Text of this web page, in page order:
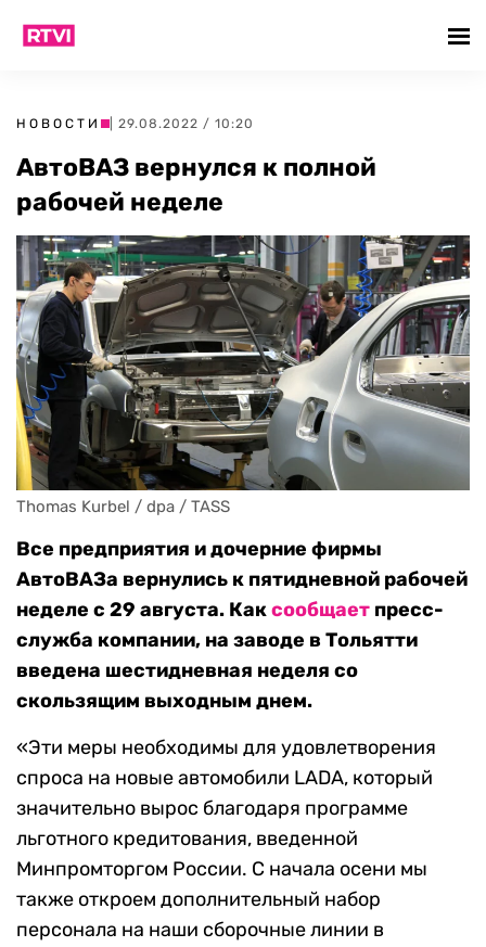
НОВОСТИ | 29.08.2022 / 10:20
АвтоВАЗ вернулся к полной
рабочей неделе
Thomas Kurbel / dpa / TASS
Все предприятия и дочерние фирмы
АвтоВАЗа вернулись к пятидневной рабочей
неделе с 29 августа. Каксообщает пресс-
служба компании, на заводе в Тольятти
введена шестидневная неделя со
скользящим выходным днем.
«Эти меры необходимы для удовлетворения
спроса на новые автомобили LADA, который
значительно вырос благодаря программе
льготного кредитования, введенной
Минпромторгом России. С начала осени мы
также откроем дополнительный набор
персонала на наши сборочные линии в